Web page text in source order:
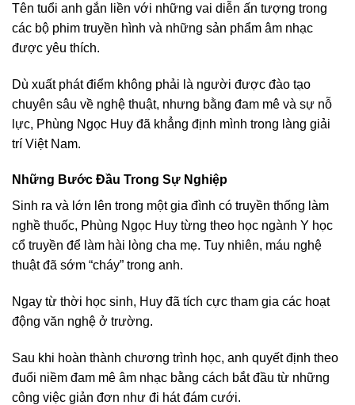
Tên tuổi anh gắn liền với những vai diễn ấn tượng trong
các bộ phim truyền hình và những sản phẩm âm nhạc
được yêu thích.
Dù xuất phát điểm không phải là người được đào tạo
chuyên sâu về nghệ thuật, nhưng bằng đam mê và sự nỗ
lực, Phùng Ngọc Huy đã khẳng định mình trong làng giải
trí Việt Nam.
Những Bước Đầu Trong Sự Nghiệp
Sinh ra và lớn lên trong một gia đình có truyền thống làm
nghề thuốc, Phùng Ngọc Huy từng theo học ngành Y học
cổ truyền để làm hài lòng cha mẹ. Tuy nhiên, máu nghệ
thuật đã sớm “cháy” trong anh.
Ngay từ thời học sinh, Huy đã tích cực tham gia các hoạt
động văn nghệ ở trường.
Sau khi hoàn thành chương trình học, anh quyết định theo
đuổi niềm đam mê âm nhạc bằng cách bắt đầu từ những
công việc giản đơn như đi hát đám cưới.